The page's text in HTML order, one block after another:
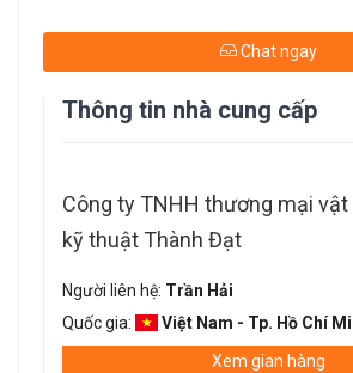
Chat ngay
Thông tin nhà cung cấp
Công ty TNHH thương mại
kỹ thuật Thành Đạt
Người liên hệ: Trần Hải
Quốc gia:
Việt Nam - Tp. Hồ Chí
Xem gian hàng